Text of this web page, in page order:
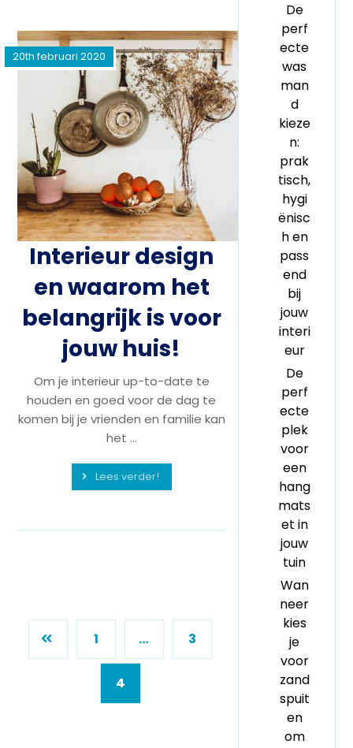
Interieur design
en waarom het
belangrijk is voor
jouw huis!
20th februari 2020
Om je interieur up-to-date te
houden en goed voor de dag te
komen bij je vrienden en familie kan
het ...
Lees verder!
1 … 3
4
De
perf
ecte
was
man
d
kieze
n:
prak
tisch,
hygi
ënisc
h en
pass
end
bij
jouw
interi
eur
De
perf
ecte
plek
voor
een
hang
mats
et in
jouw
tuin
Wan
neer
kies
je
voor
zand
spuit
en
om